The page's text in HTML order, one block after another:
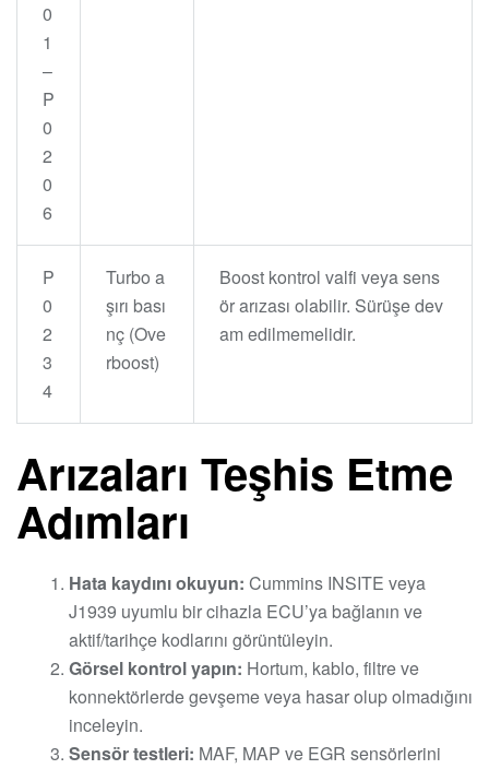
0
1
–
P
0
2
0
6
P
0
2
3
4
Turbo a
şırı bası
nç (Ove
rboost)
Boost kontrol valfi veya sens
ör arızası olabilir. Sürüşe dev
am edilmemelidir.
Arızaları Teşhis Etme
Adımları
Hata kaydını okuyun: Cummins INSITE veya
J1939 uyumlu bir cihazla ECU’ya bağlanın ve
aktif/tarihçe kodlarını görüntüleyin.
Görsel kontrol yapın: Hortum, kablo, filtre ve
konnektörlerde gevşeme veya hasar olup olmadığını
inceleyin.
Sensör testleri: MAF, MAP ve EGR sensörlerini